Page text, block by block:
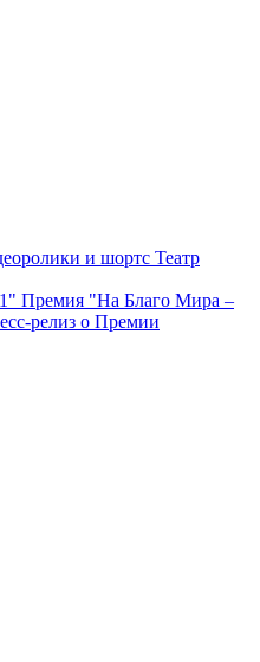
и шортс Театр
Премия "На Благо Мира –
релиз о Премии